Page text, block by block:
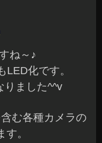
ね～♪
化です。
りました^^v
む各種カメラの
。